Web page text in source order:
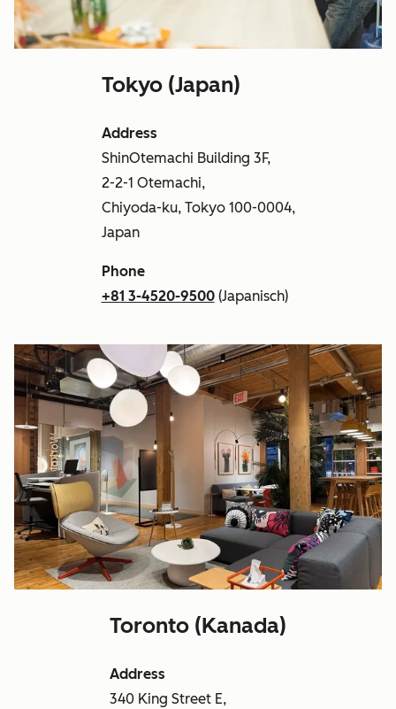
Tokyo (Japan)
Address
ShinOtemachi Building 3F,
2-2-1 Otemachi,
Chiyoda-ku, Tokyo 100-0004,
Japan
Phone
+81 3-4520-9500(Japanisch)
Toronto (Kanada)
Address
340 King Street E,